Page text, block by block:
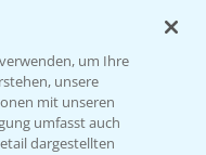
um Ihre
unsere
mit unseren
umfasst auch
dargestellten